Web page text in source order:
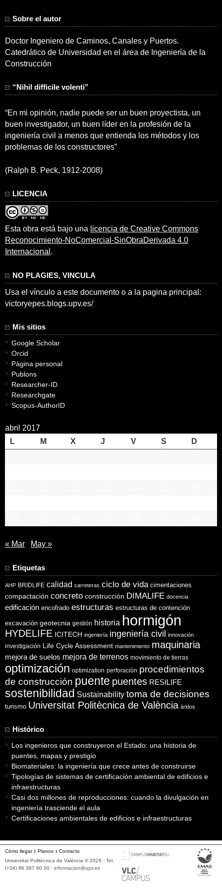
Sobre el autor
Doctor Ingeniero de Caminos, Canales y Puertos.
Catedrático de Universidad en el área de Ingeniería de la
Construcción
“Nihil difficile volenti”
“En mi opinión, nadie puede ser un buen proyectista, un
buen investigador, un buen líder en la profesión de la
ingeniería civil a menos que entienda los métodos y los
problemas de los constructores”
(Ralph B. Peck, 1912-2008)
LICENCIA
Esta obra está bajo una licencia de Creative Commons
Reconocimiento-NoComercial-SinObraDerivada 4.0
Internacional .
NO PLAGIES, VINCULA
Usa el vínculo a este documento o a la pagina principal:
victoryepes.blogs.upv.es/
Mis sitios
Google Scholar
Orcid
Página personal
Publons
Researcher-ID
Researchgate
Scopus-AuthorID
abril 2017
L
M X J V S
D
« Mar May »
Etiquetas
AHP BRIDLIFE calidad carreteras ciclo de vida cimentaciones
compactación concreto construcción DIMALIFE docencia
edificación encofrado estructuras estructuras de contención
excavación geotecnia gestión historia hormigón
HYDELIFE ICITECH ingeniería ingeniería civil innovación
investigación Life Cycle Assessment mantenimiento maquinaria
mejora de suelos mejora de terrenos movimiento de tierras
optimización optimization perforación procedimientos
de construcción puente puentes RESILIFE
sostenibilidad Sustainability toma de decisiones
turismo Universitat Politècnica de València áridos
Histórico
Los ingenieros que construyeron el Estado: una historia de
puentes, mapas y prestigio
Biomateriales: la ingeniería que crece antes de construirse
Tipologías de sistemas de certificación ambiental de edificios e
infraestructuras
Casi dos millones de reproducciones: cuando la divulgación en
ingeniería trasciende el aula
Certificaciones ambientales de edificios e infraestructuras
Cómo llegar Planos
Contacto
Universitat Politècnica de València © 2026 · Tel.
(+34) 96 387 90 00 · informacion@upv.es